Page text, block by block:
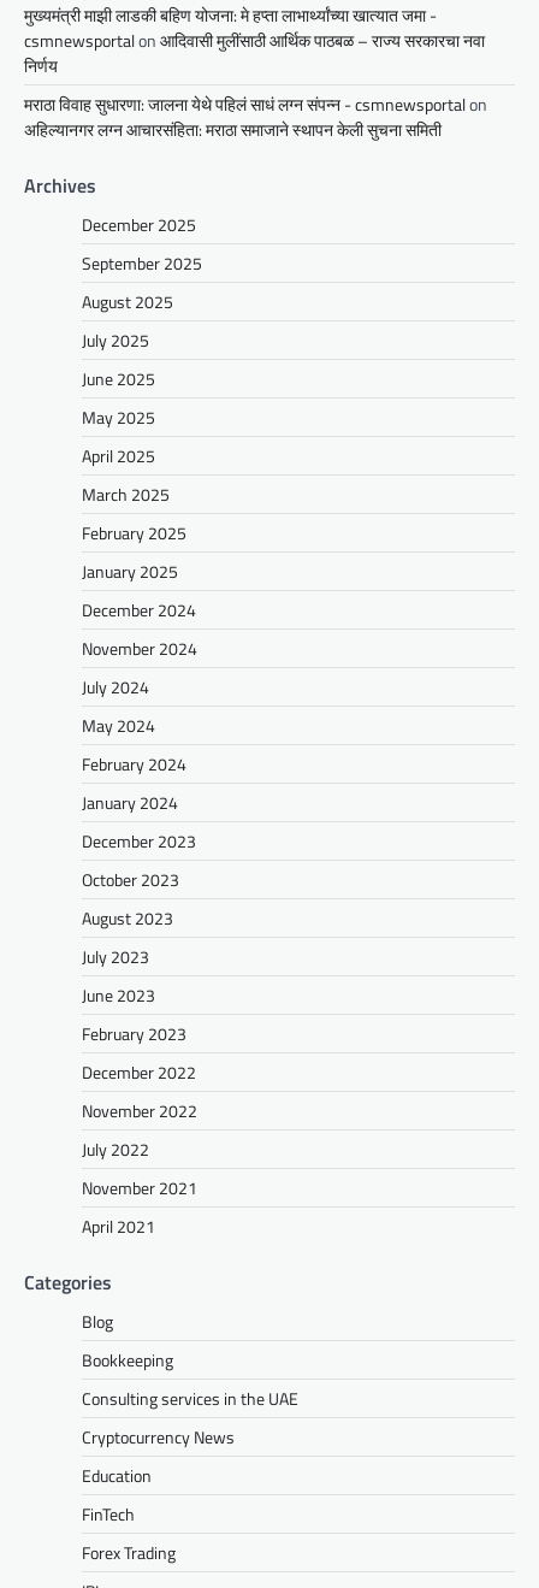
मुख्यमंत्री माझी लाडकी बहिण योजना: मे हप्ता लाभार्थ्यांच्या खात्यात जमा -
csmnewsportalonआदिवासी मुलींसाठी आर्थिक पाठबळ – राज्य सरकारचा नवा
निर्णय
मराठा विवाह सुधारणा: जालना येथे पहिलं साधं लग्न संपन्न - csmnewsportalon
अहिल्यानगर लग्न आचारसंहिता: मराठा समाजाने स्थापन केली सुचना समिती
Archives
December 2025
September 2025
August 2025
July 2025
June 2025
May 2025
April 2025
March 2025
February 2025
January 2025
December 2024
November 2024
July 2024
May 2024
February 2024
January 2024
December 2023
October 2023
August 2023
July 2023
June 2023
February 2023
December 2022
November 2022
July 2022
November 2021
April 2021
Categories
Blog
Bookkeeping
Consulting services in the UAE
Cryptocurrency News
Education
FinTech
Forex Trading